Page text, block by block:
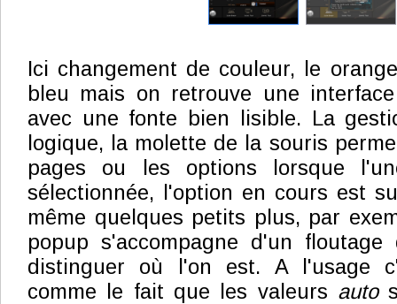
Ici changement de couleur, le
bleu mais on retrouve une
avec une fonte bien lisible. La
logique, la molette de la souris
pages ou les options lorsque
sélectionnée, l'option en cours est
même quelques petits plus, par
popup s'accompagne d'un
distinguer où l'on est. A l'usage
comme le fait que les valeurs auto